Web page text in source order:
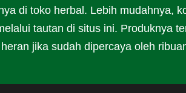
di toko herbal. Lebih mudahnya,
tautan di situs ini. Produknya
jika sudah dipercaya oleh